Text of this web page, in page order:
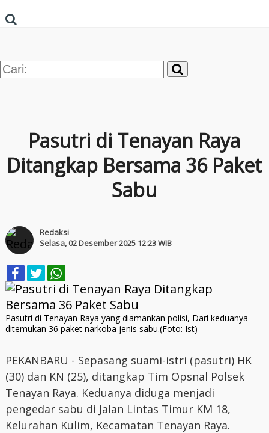
Pasutri di Tenayan Raya
Ditangkap Bersama 36 Paket
Sabu
Redaksi
Selasa, 02 Desember 2025 12:23 WIB
Pasutri di Tenayan Raya yang diamankan polisi, Dari keduanya
ditemukan 36 paket narkoba jenis sabu.(Foto: Ist)
PEKANBARU - Sepasang suami-istri (pasutri) HK
(30) dan KN (25), ditangkap Tim Opsnal Polsek
Tenayan Raya. Keduanya diduga menjadi
pengedar sabu di Jalan Lintas Timur KM 18,
Kelurahan Kulim, Kecamatan Tenayan Raya.